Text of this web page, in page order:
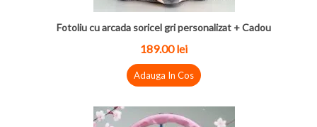
Fotoliu cu arcada soricel gri personalizat + Cadou
189.00lei
Adauga In Cos